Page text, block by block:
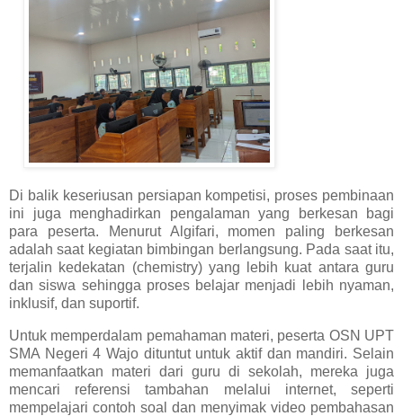
Di balik keseriusan persiapan kompetisi, proses pembinaan
ini juga menghadirkan pengalaman yang berkesan bagi
para peserta. Menurut Algifari, momen paling berkesan
adalah saat kegiatan bimbingan berlangsung. Pada saat itu,
terjalin kedekatan (chemistry) yang lebih kuat antara guru
dan siswa sehingga proses belajar menjadi lebih nyaman,
inklusif, dan suportif.
Untuk memperdalam pemahaman materi, peserta OSN UPT
SMA Negeri 4 Wajo dituntut untuk aktif dan mandiri. Selain
memanfaatkan materi dari guru di sekolah, mereka juga
mencari referensi tambahan melalui internet, seperti
mempelajari contoh soal dan menyimak video pembahasan